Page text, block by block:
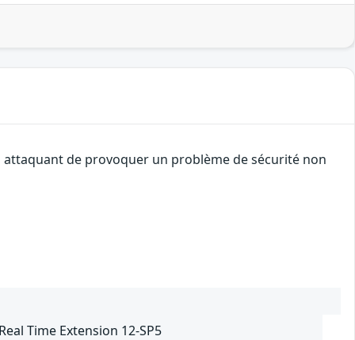
attaquant de provoquer un problème de sécurité non
Time Extension 12-SP5